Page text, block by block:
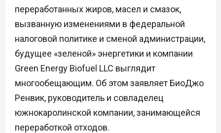
переработанных жиров, масел и смазок,
вызванную изменениями в федеральной
налоговой политике и сменой администрации,
будущее «зеленой» энергетики и компании
Green Energy Biofuel LLC выглядит
многообещающим. Об этом заявляет БиоДжо
Ренвик, руководитель и совладелец
южнокаролинской компании, занимающейся
переработкой отходов.